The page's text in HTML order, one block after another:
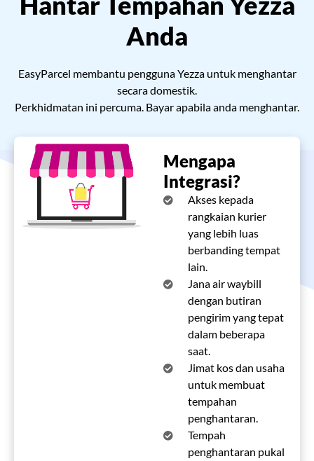
Marketplace
Anda
EasyParcel membantu pengguna Yezza untuk menghantar
secara domestik.
Perkhidmatan ini percuma. Bayar apabila anda menghantar.
Mengapa
Integrasi?
Akses kepada
rangkaian kurier
yang lebih luas
berbanding tempat
lain.
Jana air waybill
dengan butiran
pengirim yang tepat
dalam beberapa
saat.
Jimat kos dan usaha
untuk membuat
tempahan
penghantaran.
Tempah
penghantaran pukal